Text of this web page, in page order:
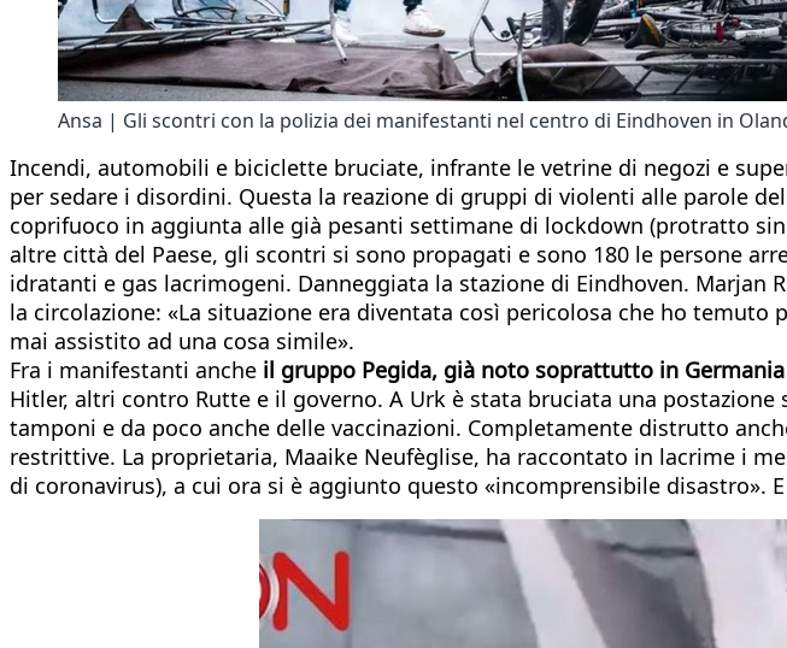
Ansa | Gli scontri con la polizia dei manifestanti nel centro di Eindhoven in
Incendi, automobili e biciclette bruciate, infrante le vetrine di negozi e
per sedare i disordini. Questa la reazione di gruppi di violenti alle parole
coprifuoco in aggiunta alle già pesanti settimane di lockdown (protratto
altre città del Paese, gli scontri si sono propagati e sono 180 le persone
idratanti e gas lacrimogeni. Danneggiata la stazione di Eindhoven.
la circolazione: «La situazione era diventata così pericolosa che ho
mai assistito ad una cosa simile».
Fra i manifestanti anche il gruppo Pegida, già noto soprattutto in Germania
Hitler, altri contro Rutte e il governo. A Urk è stata bruciata una
tamponi e da poco anche delle vaccinazioni. Completamente distrutto
restrittive. La proprietaria, Maaike Neufèglise, ha raccontato in lacrime i
di coronavirus), a cui ora si è aggiunto questo «incomprensibile